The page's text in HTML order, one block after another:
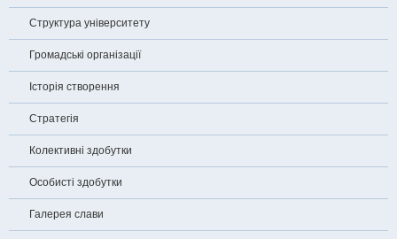
Структура університету
Громадські організації
Історія створення
Стратегія
Колективні здобутки
Особисті здобутки
Галерея слави